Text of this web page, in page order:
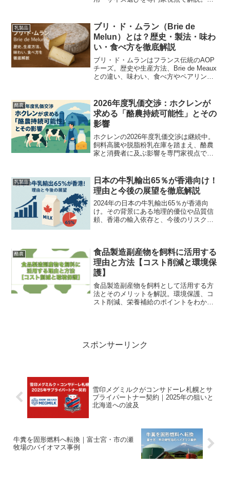
乳製品
ブリ・ド・ムラン（Brie de
Melun）とは？歴史・製法・味わ
い・食べ方を徹底解説
ブリ・ド・ムランはフランス伝統のAOP
チーズ。歴史や生産方法、Brie de Meaux
との違い、味わい、食べ方やペアリング
酪農
2026年度乳価交渉：ホクレンが
求める「酪農持続可能性」とその
影響
ホクレンの2026年度乳価交渉は継続中。
飼料高騰や脱脂粉乳在庫を踏まえ、酪農
家と消費者に及ぶ影響を専門家視点で分
乳製品
日本の牛乳輸出65％が香港向け！
理由と今後の展望を徹底解説
2024年の日本の牛乳輸出65％が香港向
け。その背景にある地理的優位や品質信
頼、香港の輸入依存と、今後のリスク・
酪農
食品製造副産物を飼料に活用する
理由と方法【コスト削減と環境保
護】
食品製造副産物を飼料として活用する方
法とそのメリットを解説。環境保護、コ
スト削減、栄養補給のポイントをわかり
スポンサーリンク
雪印メグミルクがコンサドーレ札幌とサ
プライパートナー契約｜2025年の狙いと
北海道への波及
牛糞を固形燃料へ転換｜富士宮・市の瀬
牧場のバイオマス事例